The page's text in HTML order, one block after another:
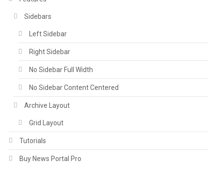
Sidebars
Left Sidebar
Right Sidebar
No Sidebar Full Width
No Sidebar Content Centered
Archive Layout
Grid Layout
Tutorials
Buy News Portal Pro